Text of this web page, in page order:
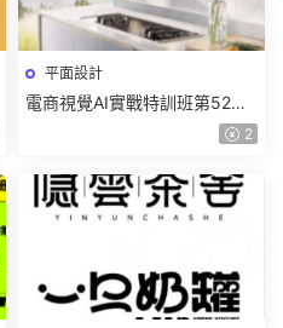
平面設計
電商視覺AI實戰特訓班第52期
2025年1月結課【畫質高清有2